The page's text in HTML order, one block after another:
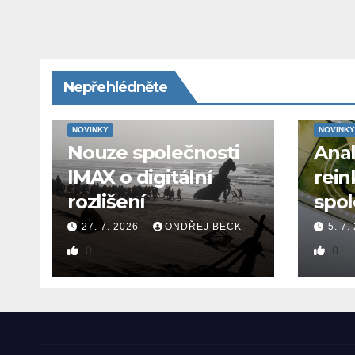
Nepřehlédněte
NOVINKY
Nouze společnosti
IMAX o digitální
rozlišení
27. 7. 2026 ONDŘEJ BECK
0
NOVINKY
5. 7.
0